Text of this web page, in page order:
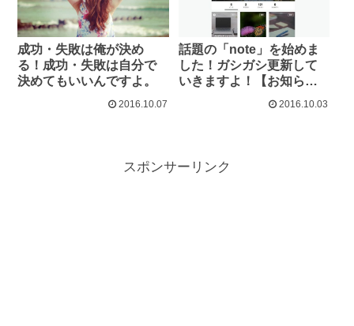
成功・失敗は俺が決め
る！成功・失敗は自分で
決めてもいいんですよ。
2016.10.07
話題の「note」を始めま
した！ガシガシ更新して
いきますよ！【お知ら
2016.10.03
スポンサーリンク